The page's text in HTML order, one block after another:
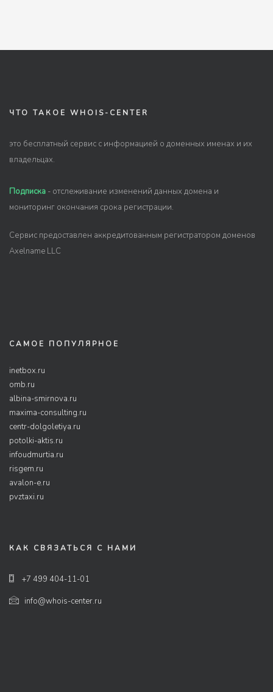
ЧТО ТАКОЕ WHOIS-CENTER
это бесплатный сервис с информацией о доменных именах и их
владельцах.
Подписка - отслеживание изменений данных домена и
мониторинг окончания срока регистрации.
Сервис предоставлен аккредитованным регистратором доменов
Axelname LLC
САМОЕ ПОПУЛЯРНОЕ
inetbox.ru
omb.ru
albina-smirnova.ru
maxima-consulting.ru
centr-dolgoletiya.ru
potolki-aktis.ru
infoudmurtia.ru
risgem.ru
avalon-e.ru
pvztaxi.ru
КАК СВЯЗАТЬСЯ С НАМИ
+7 499 404-11-01
info@whois-center.ru